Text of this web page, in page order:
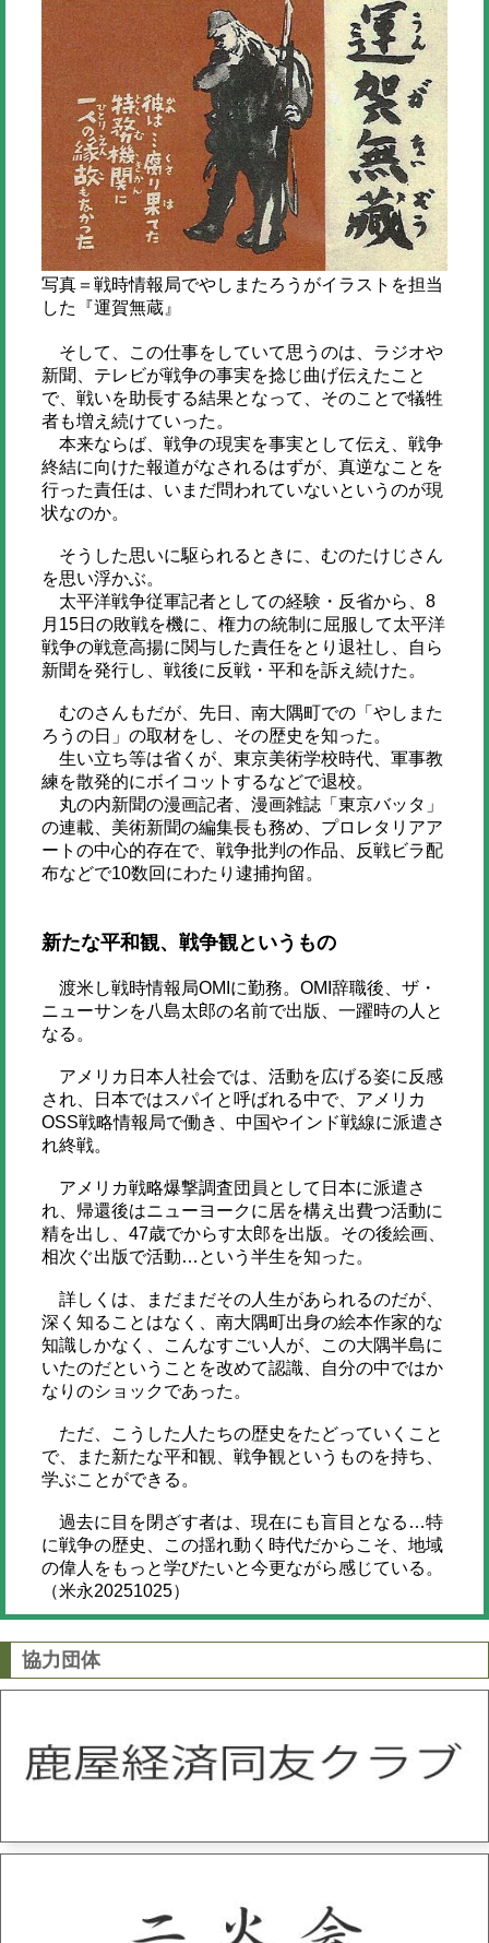
写真＝戦時情報局でやしまたろうがイラストを担当
した『運賀無蔵』
そして、この仕事をしていて思うのは、ラジオや
新聞、テレビが戦争の事実を捻じ曲げ伝えたこと
で、戦いを助長する結果となって、そのことで犠牲
者も増え続けていった。
本来ならば、戦争の現実を事実として伝え、戦争
終結に向けた報道がなされるはずが、真逆なことを
行った責任は、いまだ問われていないというのが現
状なのか。
そうした思いに駆られるときに、むのたけじさん
を思い浮かぶ。
太平洋戦争従軍記者としての経験・反省から、8
月15日の敗戦を機に、権力の統制に屈服して太平洋
戦争の戦意高揚に関与した責任をとり退社し、自ら
新聞を発行し、戦後に反戦・平和を訴え続けた。
むのさんもだが、先日、南大隅町での「やしまた
ろうの日」の取材をし、その歴史を知った。
生い立ち等は省くが、東京美術学校時代、軍事教
練を散発的にボイコットするなどで退校。
丸の内新聞の漫画記者、漫画雑誌「東京バッタ」
の連載、美術新聞の編集長も務め、プロレタリアア
ートの中心的存在で、戦争批判の作品、反戦ビラ配
布などで10数回にわたり逮捕拘留。
新たな平和観、戦争観というもの
渡米し戦時情報局OMIに勤務。OMI辞職後、ザ・
ニューサンを八島太郎の名前で出版、一躍時の人と
なる。
アメリカ日本人社会では、活動を広げる姿に反感
され、日本ではスパイと呼ばれる中で、アメリカ
OSS戦略情報局で働き、中国やインド戦線に派遣さ
れ終戦。
アメリカ戦略爆撃調査団員として日本に派遣さ
れ、帰還後はニューヨークに居を構え出費つ活動に
精を出し、47歳でからす太郎を出版。その後絵画、
相次ぐ出版で活動…という半生を知った。
詳しくは、まだまだその人生があられるのだが、
深く知ることはなく、南大隅町出身の絵本作家的な
知識しかなく、こんなすごい人が、この大隅半島に
いたのだということを改めて認識、自分の中ではか
なりのショックであった。
ただ、こうした人たちの歴史をたどっていくこと
で、また新たな平和観、戦争観というものを持ち、
学ぶことができる。
過去に目を閉ざす者は、現在にも盲目となる…特
に戦争の歴史、この揺れ動く時代だからこそ、地域
の偉人をもっと学びたいと今更ながら感じている。
（米永20251025）
協力団体